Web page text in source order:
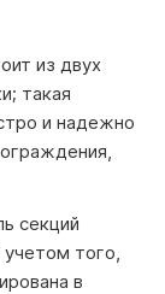
из двух
такая
и надежно
секций
того,
в